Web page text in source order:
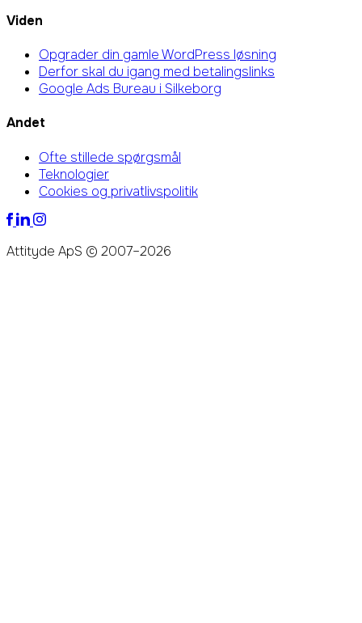
Viden
Opgrader din gamle WordPress løsning
Derfor skal du igang med betalingslinks
Google Ads Bureau i Silkeborg
Andet
Ofte stillede spørgsmål
Teknologier
Cookies og privatlivspolitik
Attityde ApS © 2007–2026